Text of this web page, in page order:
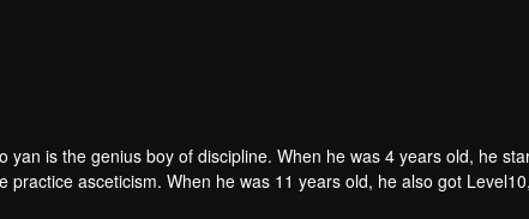
yan is the genius boy of discipline. When he was 4 years old, he
practice asceticism. When he was 11 years old, he also got